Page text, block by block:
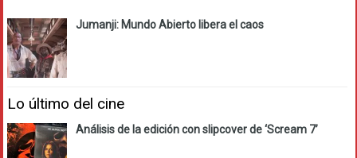
Jumanji: Mundo Abierto libera el caos
Lo último del cine
Análisis de la edición con slipcover de ‘Scream 7’